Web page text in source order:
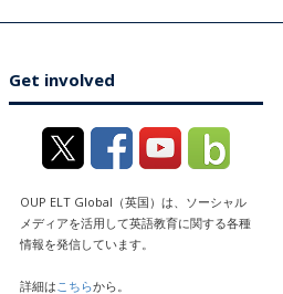
Get involved
OUP ELT Global（英国）は、ソーシャル
メディアを活用して英語教育に関する各種
情報を発信しています。
詳細は こちらから。